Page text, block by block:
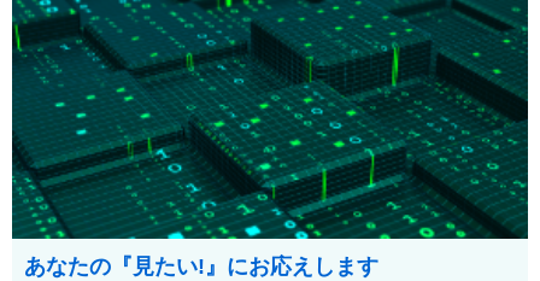
あなたの『見たい!』にお応えします